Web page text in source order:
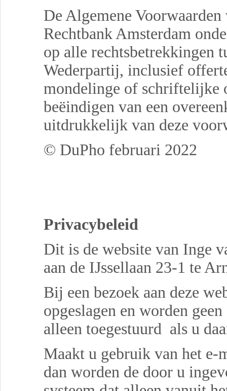
De Algemene Voorwaarden
Rechtbank Amsterdam
op alle rechtsbetrekkingen
Wederpartij, inclusief
mondelinge of schriftelijke
beëindigen van een
uitdrukkelijk van deze
© DuPho februari 2022
Privacybeleid
Dit is de website van Inge
aan de IJssellaan 23-1 te
Bij een bezoek aan deze
opgeslagen en worden
alleen toegestuurd als u
Maakt u gebruik van het e-
dan worden de door u